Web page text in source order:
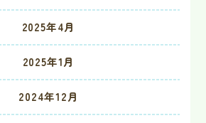
2025年4月
2025年1月
2024年12月